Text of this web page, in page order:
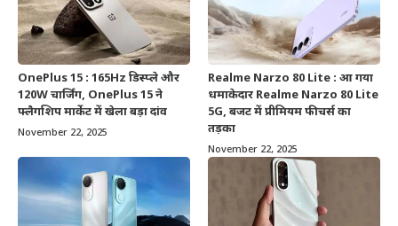
OnePlus 15 : 165Hz डिस्प्ले और
120W चार्जिंग, OnePlus 15 ने
फ्लैगशिप मार्केट में खेला बड़ा दांव
November 22, 2025
Realme Narzo 80 Lite : आ गया
धमाकेदार Realme Narzo 80 Lite
5G, बजट में प्रीमियम फीचर्स का
तड़का
November 22, 2025